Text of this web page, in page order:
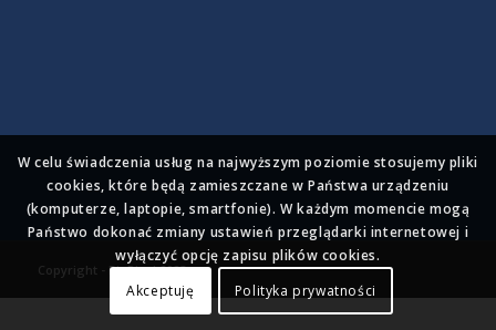
Copyright - BioPixel 2023
W celu świadczenia usług na najwyższym poziomie stosujemy pliki
cookies, które będą zamieszczane w Państwa urządzeniu
(komputerze, laptopie, smartfonie). W każdym momencie mogą
Państwo dokonać zmiany ustawień przeglądarki internetowej i
wyłączyć opcję zapisu plików cookies.
Akceptuję
Polityka prywatności